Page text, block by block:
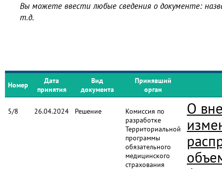
Вы можете ввести любые сведения о документе:
т.д.
Номер
Дата
принятия
Вид
документа
Принявший
орган
5/8 26.04.2024 Решение
Комиссия по
разработке
Территориальной
программы
обязательного
медицинского
страхования
О